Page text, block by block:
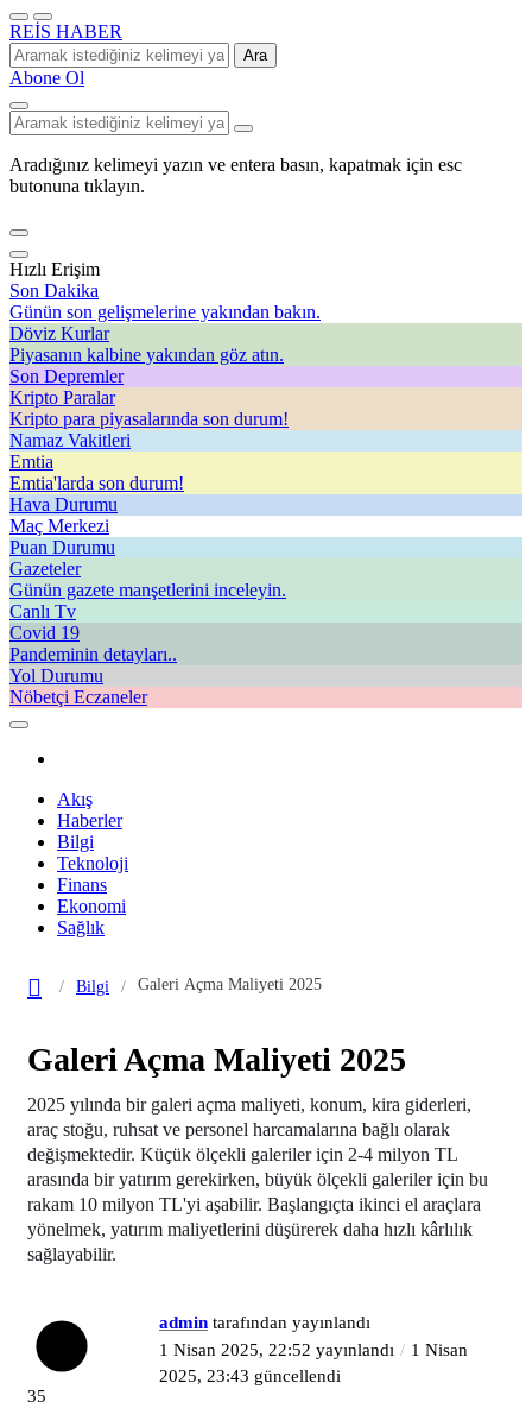
REİS HABER
Ara
Abone Ol
Aradığınız kelimeyi yazın ve entera basın, kapatmak için esc
butonuna tıklayın.
Hızlı Erişim
Son Dakika
Günün son gelişmelerine yakından bakın.
Döviz Kurlar
Piyasanın kalbine yakından göz atın.
Son Depremler
Kripto Paralar
Kripto para piyasalarında son durum!
Namaz Vakitleri
Emtia
Emtia'larda son durum!
Hava Durumu
Maç Merkezi
Puan Durumu
Gazeteler
Günün gazete manşetlerini inceleyin.
Canlı Tv
Covid 19
Pandeminin detayları..
Yol Durumu
Nöbetçi Eczaneler
Akış
Haberler
Bilgi
Teknoloji
Finans
Ekonomi
Sağlık
Bilgi Galeri Açma Maliyeti 2025
Galeri Açma Maliyeti 2025
2025 yılında bir galeri açma maliyeti, konum, kira giderleri,
araç stoğu, ruhsat ve personel harcamalarına bağlı olarak
değişmektedir. Küçük ölçekli galeriler için 2-4 milyon TL
arasında bir yatırım gerekirken, büyük ölçekli galeriler için bu
rakam 10 milyon TL'yi aşabilir. Başlangıçta ikinci el araçlara
yönelmek, yatırım maliyetlerini düşürerek daha hızlı kârlılık
sağlayabilir.
admin tarafından yayınlandı
1 Nisan 2025, 22:52 yayınlandı
1 Nisan
2025, 23:43 güncellendi
35